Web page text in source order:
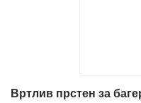
Вртлив прстен за